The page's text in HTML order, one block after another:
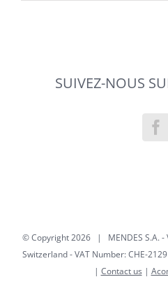
SUIVEZ-NOUS
© Copyright2026 | MENDES S.A. -
Switzerland - VAT Number: CHE-
| Contact us |